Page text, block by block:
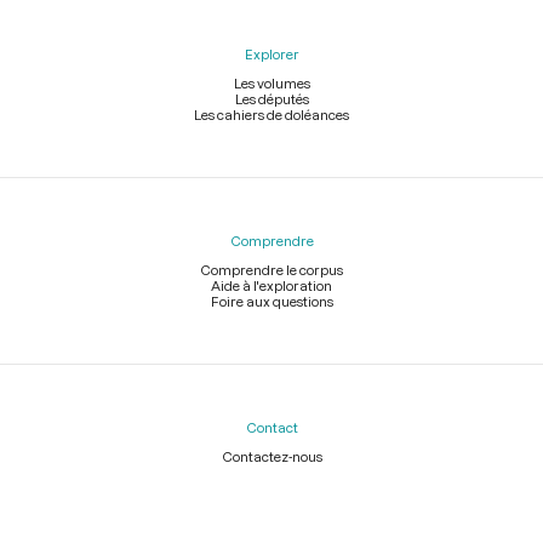
Explorer
Les volumes
Les députés
Les cahiers de doléances
Comprendre
Comprendre le corpus
Aide à l'exploration
Foire aux questions
Contact
Contactez-nous